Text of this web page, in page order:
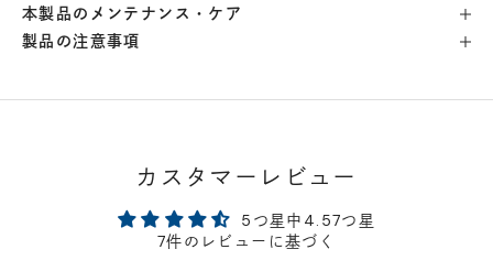
横浜店- 在庫 -
軽井澤工房店- 在庫 -△
- 在庫 - △
- 在庫 -△
本製品のメンテナンス・ケア
製品の注意事項
カスタマーレビュー
5つ星中4.57つ星
7件のレビューに基づく